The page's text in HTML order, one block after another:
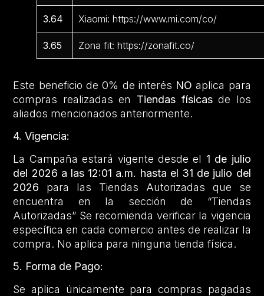
3.64 Xiaomi: https://www.mi.com/co/
3.65 Zona fit: https://zonafit.co/
Este beneficio de 0% de interés NOaplica para
compras realizadas en Tiendas físicasde los
aliados mencionados anteriormente.
4. Vigencia:
La Campaña estará vigente desde el 1 de julio
del 2026 a las 12:01 a.m. hasta el 31 de julio del
2026 para las Tiendas Autorizadas que se
encuentra en la sección de “Tiendas
Autorizadas” Se recomienda verificar la vigencia
específica en cada comercio antes de realizar la
compra. No aplica para ninguna tienda física.
5. Forma de Pago:
Se aplica únicamente para compras pagadas